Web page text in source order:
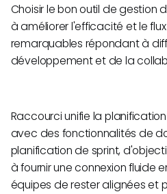
Choisir le bon outil de gestion
à améliorer l'efficacité et le
remarquables répondant à
développement et de la
Raccourci unifie la
avec des fonctionnalités de
planification de sprint,
à fournir une connexion fluide
équipes de rester alignées et